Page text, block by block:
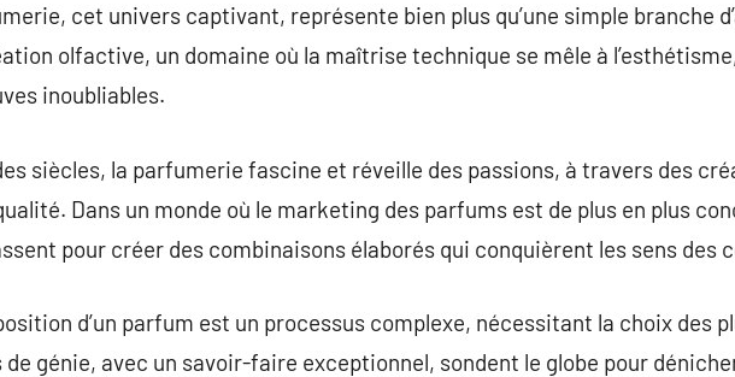
cet univers captivant, représente bien plus qu’une simple branche
olfactive, un domaine où la maîtrise technique se mêle à
inoubliables.
siècles, la parfumerie fascine et réveille des passions, à travers des
Dans un monde où le marketing des parfums est de plus en plus
pour créer des combinaisons élaborés qui conquièrent les sens des
d’un parfum est un processus complexe, nécessitant la choix des
génie, avec un savoir-faire exceptionnel, sondent le globe pour